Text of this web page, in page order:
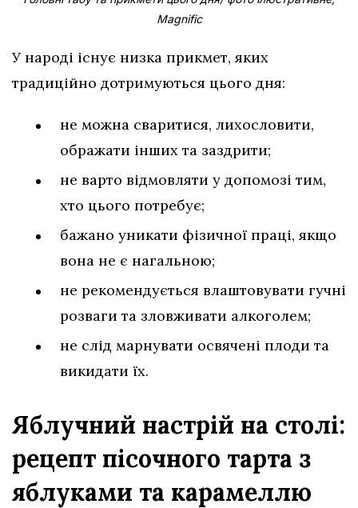
Magnific
У народі існує низка прикмет, яких
традиційно дотримуються цього дня:
не можна сваритися, лихословити,
ображати інших та заздрити;
не варто відмовляти у допомозі тим,
хто цього потребує;
бажано уникати фізичної праці, якщо
вона не є нагальною;
не рекомендується влаштовувати гучні
розваги та зловживати алкоголем;
не слід марнувати освячені плоди та
викидати їх.
Яблучний настрій на столі:
рецепт пісочного тарта з
яблуками та карамеллю